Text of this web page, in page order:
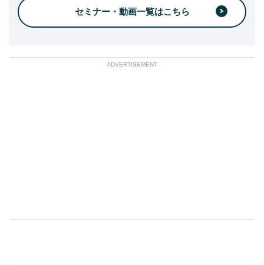
セミナー・動画一覧はこちら
ADVERTISEMENT